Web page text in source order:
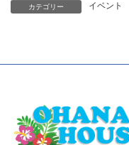
カテゴリー イベント